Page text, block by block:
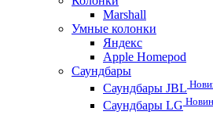
Marshall
Умные колонки
Яндекс
Apple Homepod
Саундбары
Саундбары JBL
Саундбары LG